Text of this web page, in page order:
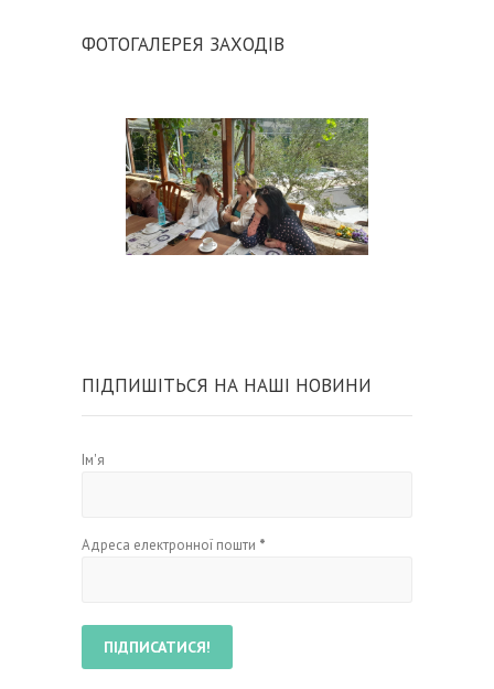
ФОТОГАЛЕРЕЯ ЗАХОДІВ
ПІДПИШІТЬСЯ НА НАШІ НОВИНИ
Ім'я
Адреса електронної пошти *